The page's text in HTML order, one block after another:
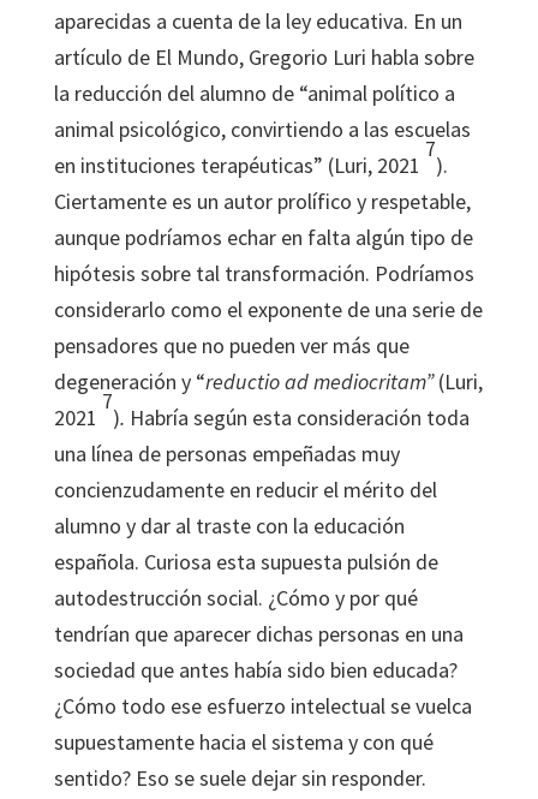
aparecidas a cuenta de la ley educativa. En un
artículo de El Mundo, Gregorio Luri habla sobre
la reducción del alumno de “animal político a
animal psicológico, convirtiendo a las escuelas
en instituciones terapéuticas” (Luri, 2021
7
).
Ciertamente es un autor prolífico y respetable,
aunque podríamos echar en falta algún tipo de
hipótesis sobre tal transformación. Podríamos
considerarlo como el exponente de una serie de
pensadores que no pueden ver más que
degeneración y “reductio ad mediocritam”(Luri,
2021
7
). Habría según esta consideración toda
una línea de personas empeñadas muy
concienzudamente en reducir el mérito del
alumno y dar al traste con la educación
española. Curiosa esta supuesta pulsión de
autodestrucción social. ¿Cómo y por qué
tendrían que aparecer dichas personas en una
sociedad que antes había sido bien educada?
¿Cómo todo ese esfuerzo intelectual se vuelca
supuestamente hacia el sistema y con qué
sentido? Eso se suele dejar sin responder.